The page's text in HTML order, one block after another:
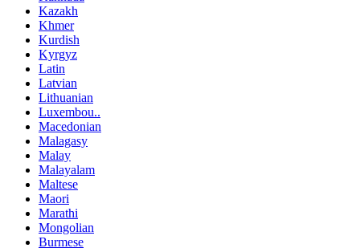
Kazakh
Khmer
Kurdish
Kyrgyz
Latin
Latvian
Lithuanian
Luxembou..
Macedonian
Malagasy
Malay
Malayalam
Maltese
Maori
Marathi
Mongolian
Burmese